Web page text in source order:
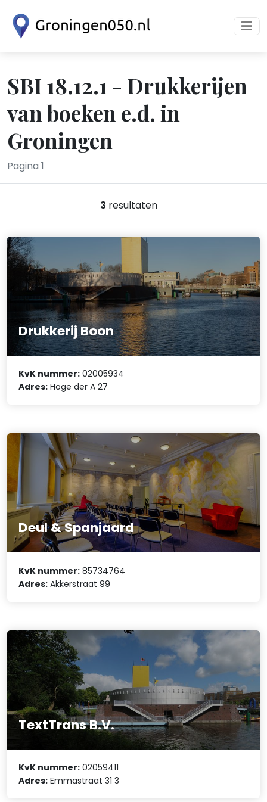
SBI 18.12.1 - Drukkerijen
van boeken e.d. in
Groningen
Pagina 1
3 resultaten
Drukkerij Boon
KvK nummer: 02005934
Adres: Hoge der A 27
Deul & Spanjaard
KvK nummer: 85734764
Adres: Akkerstraat 99
TextTrans B.V.
KvK nummer: 02059411
Adres: Emmastraat 31 3